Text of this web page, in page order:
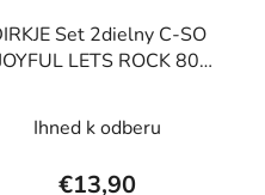
Set 2dielny C-SO
LETS ROCK 80
Ihned k odberu
€13,90